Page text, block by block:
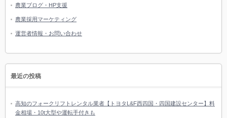
農業ブログ・HP支援
農業採用マーケティング
運営者情報・お問い合わせ
最近の投稿
高知のフォークリフトレンタル業者【トヨタL&F西四国・四国建設センター】料
金相場・10t大型や運転手付きも